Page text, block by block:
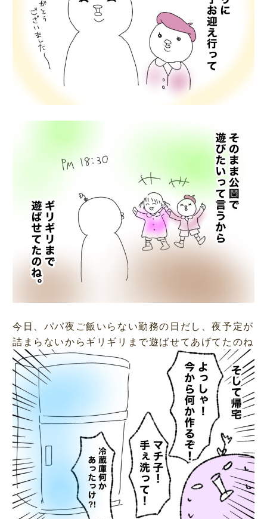
今日、パパ夜ご飯いらない勤務の日だし、夜予定が
詰まらないからギリギリまで遊ばせてあげてたのね